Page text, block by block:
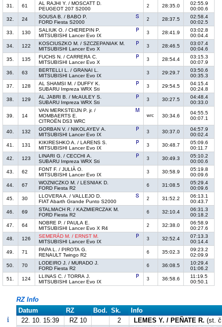
31.
61
AL RAJHI Y. / MOSCATT D.
PEUGEOT 207 S2000
2 28:35.0
02:55.9
00:00.6
32.
24
SOUSA B. / BABO P.
FORD Fiesta S2000
2 28:37.5
02:58.4
00:02.5
33.
130
SALIUK O. / CHEREPIN P.
MITSUBISHI Lancer Evo IX
3 28:41.9
03:02.8
00:04.4
34.
122
KOSCIUSZKO M. / SZCZEPANIAK M.
MITSUBISHI Lancer Evo X
3 28:46.5
03:07.4
00:04.6
35.
135
FUCHS N. / CARRERA C.
MITSUBISHI Lancer Evo X
3 28:54.4
03:15.3
00:07.9
36.
63
BERTELLI L. / GRANAI L.
MITSUBISHI Lancer Evo IX
3 29:29.7
03:50.6
00:35.3
37.
128
AL SHAMSI M. / DUFFY K.
SUBARU Impreza WRX Sti
3 29:54.5
04:15.4
00:24.8
38.
129
AL JABRI B. / McAULEY S.
SUBARU Impreza WRX Sti
3 30:27.5
04:48.4
00:33.0
39. 14
VAN MERKSTEIJN P. jr. /
MOMBAERTS E.
CITROËN DS3 WRC
wrc 30:34.6
04:55.5
00:07.1
40. 132
GORBAN V. / NIKOLAYEV A.
MITSUBISHI Lancer Evo IX
3 30:37.0
04:57.9
00:02.4
41.
131
KIKIRESHKO A. / LARENS S.
MITSUBISHI Lancer Evo IX
3 30:48.7
05:09.6
00:11.7
42.
123
LINARI G. / CECCHI A.
SUBARU Impreza WRX Sti
3 30:49.3
05:10.2
00:00.6
43.
62
FONT F. / JULIÀ O.
MITSUBISHI Lancer Evo IX
3 30:58.9
05:19.8
00:09.6
44.
67
WOZNICZKO M. / LESNIAK D.
FORD Fiesta R2
6 31:08.5
05:29.4
00:09.6
45.
30
LLOVERA A. / VALLEJO D.
FIAT Abarth Grande Punto S2000
2 31:52.2
06:13.1
00:43.7
46.
69
STALMACH R. / KAZMIERCZAK M.
FORD Fiesta R2
6 32:10.4
06:31.3
00:18.2
47.
64
NOBRE P. / PAULA E.
MITSUBISHI Lancer Evo X R4
2 32:38.0
06:58.9
00:27.6
48.
126
SEMERÁD M. / ERNST M.
MITSUBISHI Lancer Evo IX
3 32:52.4
07:13.3
00:14.4
49.
71
PAPA L. / PIROTA G.
RENAULT Twingo R2
6 35:02.3
09:23.2
02:09.9
50.
70
LODEIRO J. / MURADO J.
FORD Fiesta R2
6 36:08.5
10:29.4
01:06.2
51.
124
LLINAS C. / TORRA J.
MITSUBISHI Lancer Evo IX
3 36:58.6
11:19.5
00:50.1
RZ Info
Datum
RZ Bod. Sk.
Info
22. 10. 15:39
RZ 10 2 LEMES Y. / PEÑATE R. (st.